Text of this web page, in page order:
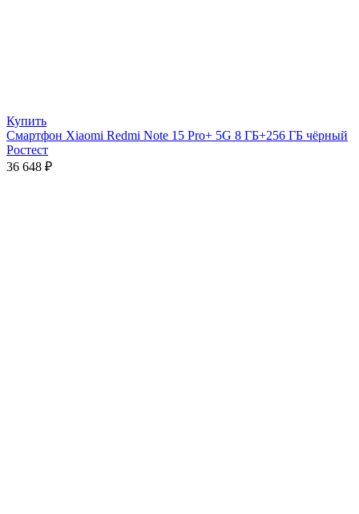
Купить
Смартфон Xiaomi Redmi Note 15 Pro+ 5G 8 ГБ+256 ГБ чёрный
Ростест
36 648 ₽